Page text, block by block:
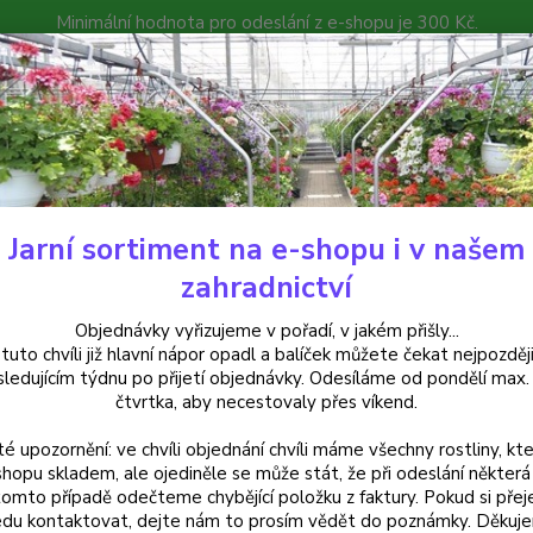
Minimální hodnota pro odeslání z e-shopu je 300 Kč.
můžete čekat nejpozději v následujícím týdnu po přijetí
Poradna Kontakty
Hledat
Trvalky Len Lavelaa- len žlutý - cena na prodejně
Lavelaa- len žlutý - cena na
Jarní sortiment na e-shopu i v našem
zahradnictví
Objednávky vyřizujeme v pořadí, v jakém přišly...
chvíli již hlavní nápor opadl a balíček můžete čekat
týdnu po přijetí objednávky. Odesíláme od pondělí
čtvrtka, aby necestovaly přes víkend.
upozornění: ve chvíli objednání chvíli máme všechny rostliny,
skladem, ale ojediněle se může stát, že při odeslání některá
případě odečteme chybějící položku z faktury. Pokud si
kontaktovat, dejte nám to prosím vědět do poznámky.